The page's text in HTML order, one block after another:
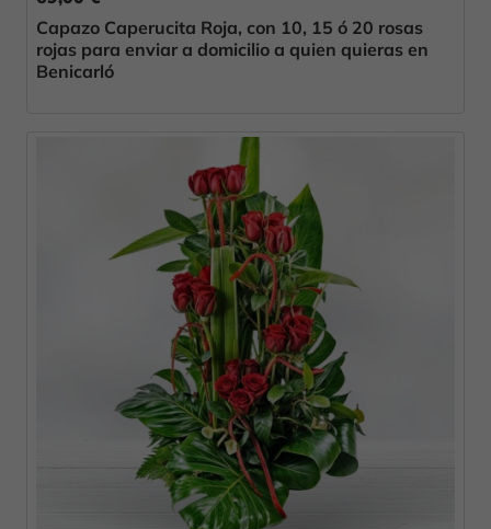
Capazo Caperucita Roja, con 10, 15 ó 20 rosas
rojas para enviar a domicilio a quien quieras en
Benicarló